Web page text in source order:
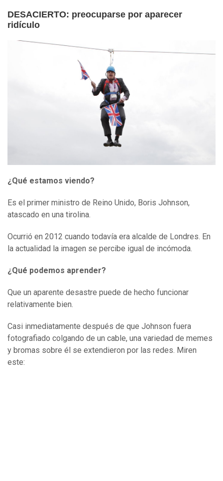
DESACIERTO: preocuparse por aparecer
ridículo
¿Qué estamos viendo?
Es el primer ministro de Reino Unido, Boris Johnson,
atascado en una tirolina.
Ocurrió en 2012 cuando todavía era alcalde de Londres. En
la actualidad la imagen se percibe igual de incómoda.
¿Qué podemos aprender?
Que un aparente desastre puede de hecho funcionar
relativamente bien.
Casi inmediatamente después de que Johnson fuera
fotografiado colgando de un cable, una variedad de memes
y bromas sobre él se extendieron por las redes. Miren
este: